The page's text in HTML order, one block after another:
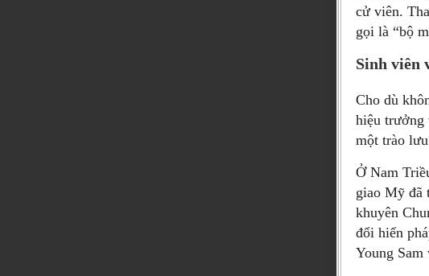
cử viên.
gọi là “bộ
Sinh viên
Cho dù
hiệu trưởng
một trào
Ở Nam
giao Mỹ đã
khuyên
đổi hiến
Young Sam